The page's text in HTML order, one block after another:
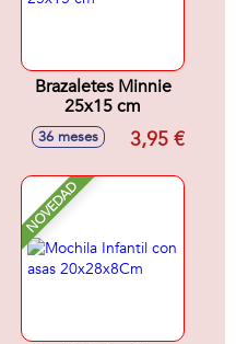
Brazaletes Minnie
25x15 cm
36 meses 3,95 €
NOVEDAD